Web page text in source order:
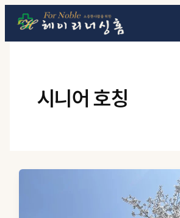
콘텐츠로 건너뛰기
시니어 호칭